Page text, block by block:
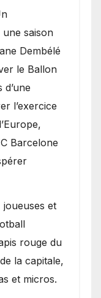
saison
Dembélé
le Ballon
l’exercice
Barcelone
et
rouge du
la capitale,
et micros.